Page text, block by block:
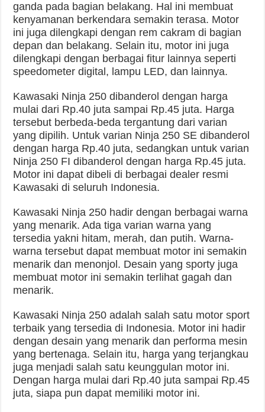
ganda pada bagian belakang. Hal ini membuat
kenyamanan berkendara semakin terasa. Motor
ini juga dilengkapi dengan rem cakram di bagian
depan dan belakang. Selain itu, motor ini juga
dilengkapi dengan berbagai fitur lainnya seperti
speedometer digital, lampu LED, dan lainnya.
Kawasaki Ninja 250 dibanderol dengan harga
mulai dari Rp.40 juta sampai Rp.45 juta. Harga
tersebut berbeda-beda tergantung dari varian
yang dipilih. Untuk varian Ninja 250 SE dibanderol
dengan harga Rp.40 juta, sedangkan untuk varian
Ninja 250 FI dibanderol dengan harga Rp.45 juta.
Motor ini dapat dibeli di berbagai dealer resmi
Kawasaki di seluruh Indonesia.
Kawasaki Ninja 250 hadir dengan berbagai warna
yang menarik. Ada tiga varian warna yang
tersedia yakni hitam, merah, dan putih. Warna-
warna tersebut dapat membuat motor ini semakin
menarik dan menonjol. Desain yang sporty juga
membuat motor ini semakin terlihat gagah dan
menarik.
Kawasaki Ninja 250 adalah salah satu motor sport
terbaik yang tersedia di Indonesia. Motor ini hadir
dengan desain yang menarik dan performa mesin
yang bertenaga. Selain itu, harga yang terjangkau
juga menjadi salah satu keunggulan motor ini.
Dengan harga mulai dari Rp.40 juta sampai Rp.45
juta, siapa pun dapat memiliki motor ini.